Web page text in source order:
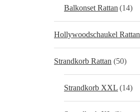
Balkonset Rattan (14)
Hollywoodschaukel Rattan
Strandkorb Rattan (50)
Strandkorb XXL (14)